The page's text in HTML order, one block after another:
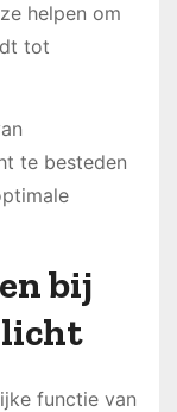
helpen om
tot
te besteden
bij
licht
functie van